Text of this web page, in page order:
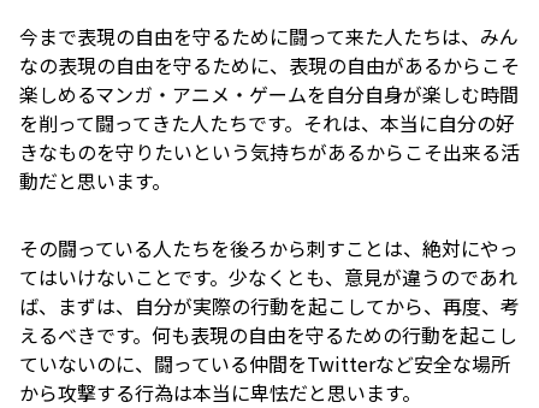
今まで表現の自由を守るために闘って来た人たちは、みん
なの表現の自由を守るために、表現の自由があるからこそ
楽しめるマンガ・アニメ・ゲームを自分自身が楽しむ時間
を削って闘ってきた人たちです。それは、本当に自分の好
きなものを守りたいという気持ちがあるからこそ出来る活
動だと思います。
その闘っている人たちを後ろから刺すことは、絶対にやっ
てはいけないことです。少なくとも、意見が違うのであれ
ば、まずは、自分が実際の行動を起こしてから、再度、考
えるべきです。何も表現の自由を守るための行動を起こし
ていないのに、闘っている仲間をTwitterなど安全な場所
から攻撃する行為は本当に卑怯だと思います。